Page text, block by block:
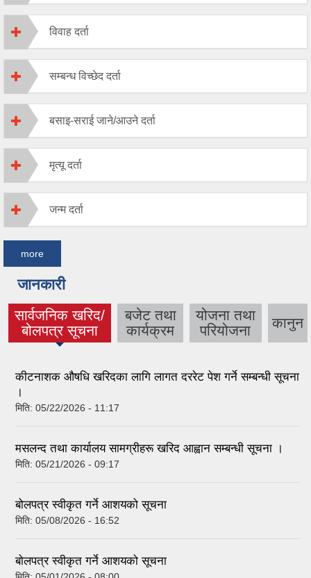
विवाह दर्ता
सम्बन्ध विच्छेद दर्ता
बसाइ-सराई जाने/आउने दर्ता
मृत्यू दर्ता
जन्म दर्ता
more
जानकारी
सार्वजनिक खरिद/
बोलपत्र सूचना
(active tab)
बजेट तथा
कार्यक्रम
योजना तथा
परियोजना
कानुन
कीटनाशक औषधि खरिदका लागि लागत दररेट पेश गर्ने सम्बन्धी सूचना
।
मिति: 05/22/2026 - 11:17
मसलन्द तथा कार्यालय सामग्रीहरू खरिद आह्वान सम्बन्धी सूचना ।
मिति: 05/21/2026 - 09:17
बोलपत्र स्वीकृत गर्ने आशयको सूचना
मिति: 05/08/2026 - 16:52
बोलपत्र स्वीकृत गर्ने आशयको सूचना